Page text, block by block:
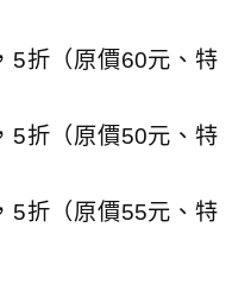
5折（原價60元、特
5折（原價50元、特
5折（原價55元、特